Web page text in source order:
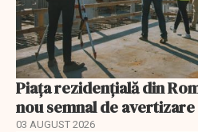
Piața rezidențială din
nou semnal de avertizare
03 AUGUST 2026